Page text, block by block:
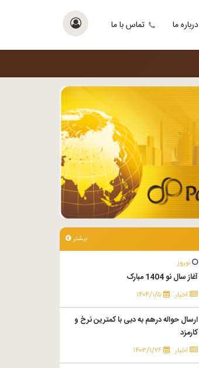
درباره ما تماس با ما
بیشتر
نوروز
آغاز سال نو 1404 مبارک
اخبار ۱۴۰۴/۱/۵
ارسال حواله درهم به دبی با کمترین نرخ و
کارمزد
اخبار ۱۴۰۳/۱/۲۶